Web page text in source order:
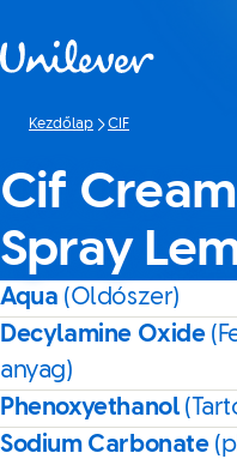
Kezdőlap CIF
Cif
Spray
Aqua (Oldószer)
Decylamine Oxide
anyag)
Phenoxyethanol
Sodium Carbonate